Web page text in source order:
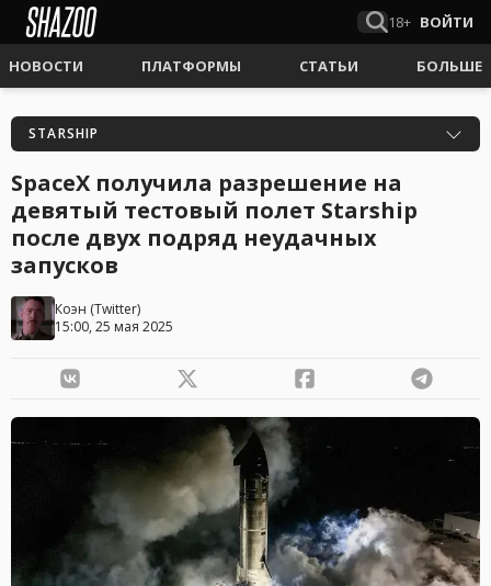
18+ ВОЙТИ
НОВОСТИ ПЛАТФОРМЫ СТАТЬИ БОЛЬШЕ
STARSHIP
SpaceX получила разрешение на
девятый тестовый полет Starship
после двух подряд неудачных
запусков
Коэн (Twitter)
15:00, 25 мая 2025